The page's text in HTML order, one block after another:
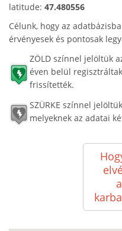
latitude: 47.480556
Célunk, hogy az
érvényesek és pontosak
ZÖLD színnel jelöltük
éven belül
frissítették.
SZÜRKE színnel
melyeknek az adatai